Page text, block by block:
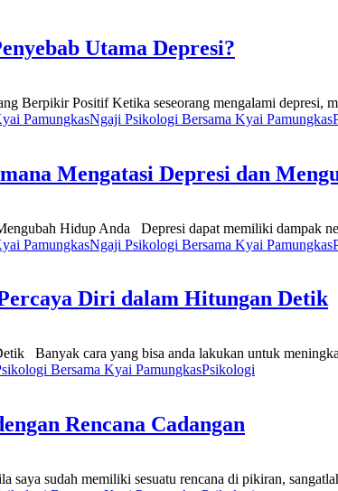
Utama Depresi?
Berpikir Positif Ketika seseorang mengalami depresi,
PamungkasNgaji Psikologi Bersama Kyai Pamungkas
Mengatasi Depresi dan
Hidup Anda Depresi dapat memiliki dampak
PamungkasNgaji Psikologi Bersama Kyai Pamungkas
Diri dalam Hitungan Detik
Banyak cara yang bisa anda lakukan untuk
Bersama Kyai PamungkasPsikologi
Rencana Cadangan
sudah memiliki sesuatu rencana di pikiran,